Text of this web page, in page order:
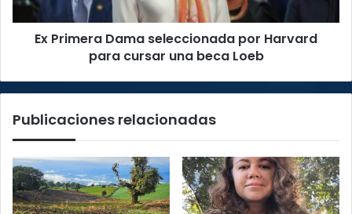
cursar
una
Ex Primera Dama seleccionada por Harvard
para cursar una beca Loeb
Publicaciones relacionadas